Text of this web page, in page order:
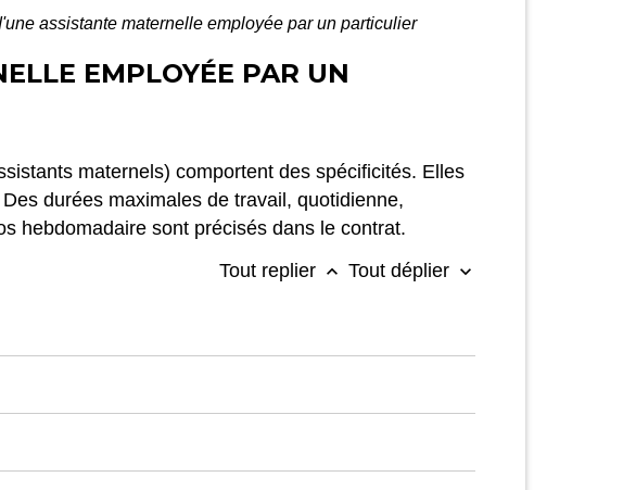
assistante maternelle employée par un particulier
EMPLOYÉE PAR UN
maternels) comportent des spécificités. Elles
durées maximales de travail, quotidienne,
hebdomadaire sont précisés dans le contrat.
Tout replier keyboard_arrow_up Tout déplier keyboard_arrow_down